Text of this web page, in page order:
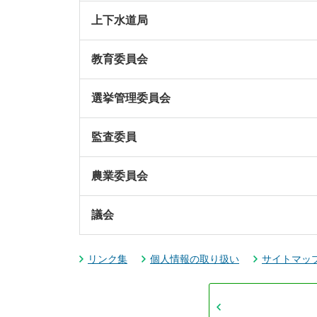
上下水道局
教育委員会
選挙管理委員会
監査委員
農業委員会
議会
リンク集 個人情報の取り扱い サイトマッ